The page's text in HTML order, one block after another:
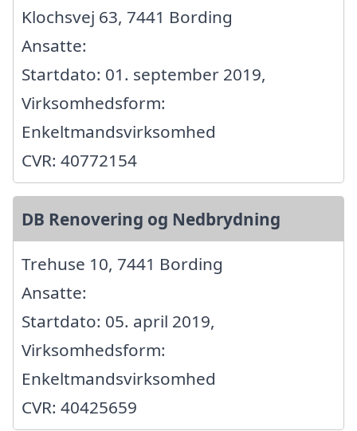
Klochsvej 63, 7441 Bording
Ansatte:
Startdato: 01. september 2019,
Virksomhedsform:
Enkeltmandsvirksomhed
CVR: 40772154
DB Renovering og Nedbrydning
Trehuse 10, 7441 Bording
Ansatte:
Startdato: 05. april 2019,
Virksomhedsform:
Enkeltmandsvirksomhed
CVR: 40425659